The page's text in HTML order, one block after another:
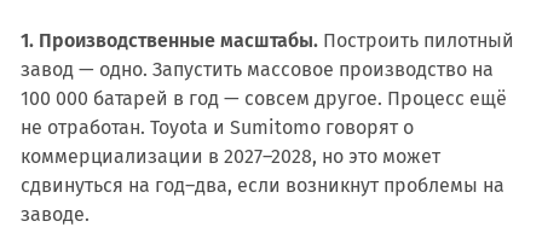
1. Производственные масштабы.Построить пилотный
завод — одно. Запустить массовое производство на
100 000 батарей в год — совсем другое. Процесс ещё
не отработан. Toyota и Sumitomo говорят о
коммерциализации в 2027–2028, но это может
сдвинуться на год–два, если возникнут проблемы на
заводе.